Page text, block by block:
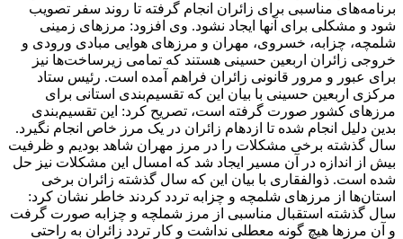
برنامه‌های مناسبی برای زائران انجام گرفته تا روند سفر تصویب
شود و مشکلی برای آنها ایجاد نشود. وی افزود: مرزهای زمینی
شلمچه، چزابه، خسروی، مهران و مرزهای هوایی مبادی ورودی و
خروجی زائران اربعین حسینی هستند که تمامی زیرساخت‌ها نیز
برای عبور و مرور قانونی زائران فراهم آمده است. رئیس ستاد
مرکزی اربعین حسینی با بیان این که تقسیم‌بندی استانی برای
مرزهای کشور صورت گرفته است، تصریح کرد: این تقسیم‌بندی
بدین دلیل انجام شده تا ازدهام زائران در یک مرز خاص انجام نگیرد.
سال گذشته برخی مشکلات را در مرز مهران شاهد بودیم و ظرفیت
بیش از اندازه در آن مسیر ایجاد شد که امسال این مشکلات نیز حل
شده است. ذوالفقاری با بیان این که سال گذشته زائران برخی
استان‌ها از مرزهای شلمچه و چزابه تردد کردند خاطر نشان کرد:
سال گذشته استقبال مناسبی از مرز شملچه و چزابه صورت گرفت
و آن مرزها هیچ گونه معطلی نداشت و کار تردد زائران به راحتی